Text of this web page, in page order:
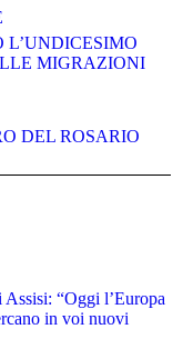
L’UNDICESIMO
MIGRAZIONI
DEL ROSARIO
“Oggi l’Europa
in voi nuovi